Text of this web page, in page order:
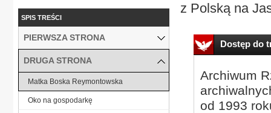
z Polską na
Dostęp do
Archiwum
od 1993
SPIS TREŚCI
PIERWSZA STRONA
DRUGA STRONA
Matka Boska Reymontowska
Oko na gospodarkę